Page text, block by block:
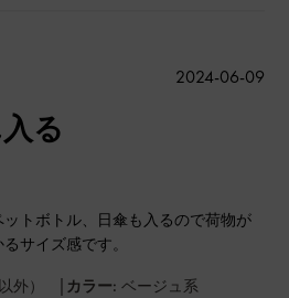
る
トボトル、日傘も入るので荷物が
サイズ感です。
外） | カラー: ベージュ系
公
2024-06-09